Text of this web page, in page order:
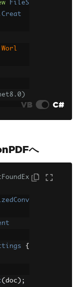
FileS
Creat
("
VB C#
へ
{
( doc );